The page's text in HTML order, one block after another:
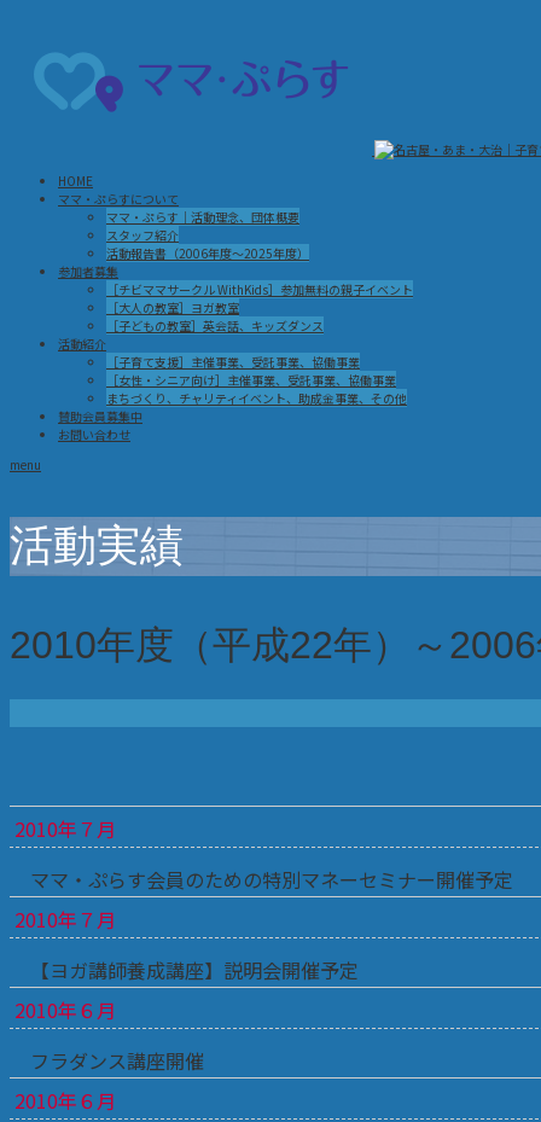
HOME
ママ・ぷらすについて
ママ・ぷらす｜活動理念、団体概要
スタッフ紹介
活動報告書（2006年度～2025年度）
参加者募集
［チビママサークル WithKids］参加無料の親子イベント
［大人の教室］ヨガ教室
［子どもの教室］英会話、キッズダンス
活動紹介
［子育て支援］主催事業、受託事業、協働事業
［女性・シニア向け］主催事業、受託事業、協働事業
まちづくり、チャリティイベント、助成金事業、その他
賛助会員募集中
お問い合わせ
menu
活動実績
2010年度（平成22年）～2006
2010年７月
ママ・ぷらす会員のための特別マネーセミナー開催予定
2010年７月
【ヨガ講師養成講座】説明会開催予定
2010年６月
フラダンス講座開催
2010年６月